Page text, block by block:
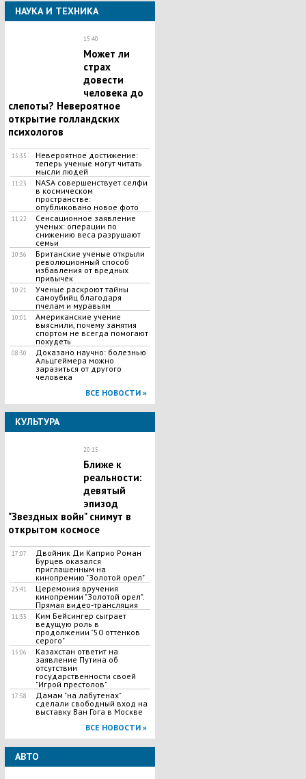
НАУКА И ТЕХНИКА
15:40
Может ли
страх
довести
человека до
слепоты? Невероятное
открытие голландских
психологов
15:35
Невероятное достижение:
теперь ученые могут читать
мысли людей
11:23
NASA совершенствует селфи
в космическом
пространстве:
опубликовано новое фото
11:22
Сенсационное заявление
ученых: операции по
снижению веса разрушают
семьи
10:36
Британские ученые открыли
революционный способ
избавления от вредных
привычек
10:21
Ученые раскроют тайны
самоубийц благодаря
пчелам и муравьям
10:01
Американские учение
выяснили, почему занятия
спортом не всегда помогают
похудеть
08:30
Доказано научно: болезнью
Альцгеймера можно
заразиться от другого
человека
ВСЕ НОВОСТИ »
КУЛЬТУРА
20:15
Ближе к
реальности:
девятый
эпизод
"Звездных войн" снимут в
открытом космосе
17:07
Двойник Ди Каприо Роман
Бурцев оказался
приглашенным на
кинопремию "Золотой орел"
23:41
Церемония вручения
кинопремии "Золотой орел".
Прямая видео-трансляция
11:33
Ким Бейсингер сыграет
ведущую роль в
продолжении "50 оттенков
серого"
15:06
Казахстан ответит на
заявление Путина об
отсутствии
государственности своей
"Игрой престолов"
17:58
Дамам "на лабутенах"
сделали свободный вход на
выставку Ван Гога в Москве
ВСЕ НОВОСТИ »
АВТО